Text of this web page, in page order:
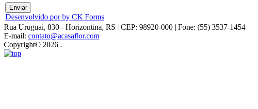
Desenvolvido por by CK Forms
Rua Uruguai, 830 - Horizontina, RS | CEP: 98920-000 | Fone: (55) 3537-1454
E-mail: contato@acasaflor.com
Copyright© 2026 .